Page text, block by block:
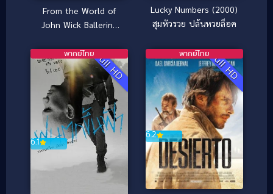
From the World of
John Wick Ballerina
บัลเลรินา แค้นกว่านรก
(2025)
Lucky Numbers (2000)
สุมหัวรวย ปล้นหวยล็อค
Full HD
6.1
พากย์ไทย Full HD
6.2
พากย์ไทย